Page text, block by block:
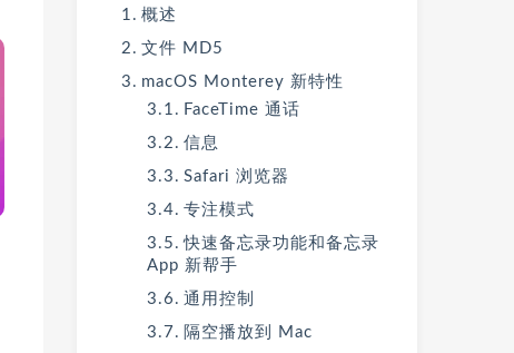
概述
文件 MD5
macOS Monterey 新特性
FaceTime 通话
信息
Safari 浏览器
专注模式
快速备忘录功能和备忘录
App 新帮手
通用控制
隔空播放到 Mac